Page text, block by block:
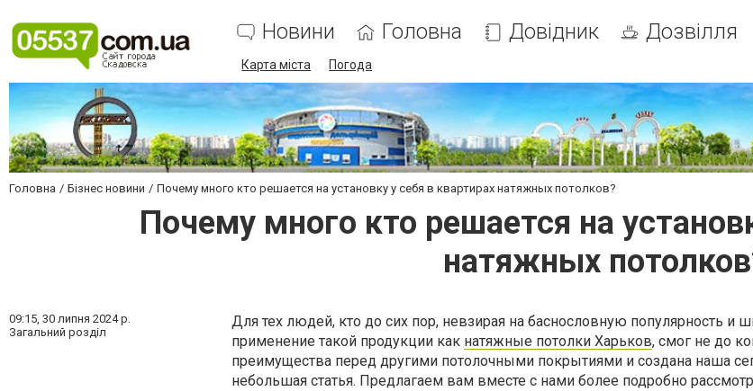
Новини Головна Довідник Дозвілля
Карта міста Погода
Головна Бізнес новини Почему много кто решается на установку у себя в квартирах натяжных потолков?
Почему много кто решается на
натяжных
09:15, 30 липня 2024 р.
Загальний розділ
Для тех людей, кто до сих пор, невзирая на баснословную популярность и
применение такой продукции как натяжные потолки Харьков, смог не до
преимущества перед другими потолочными покрытиями и создана наша
небольшая статья. Предлагаем вам вместе с нами более подробно